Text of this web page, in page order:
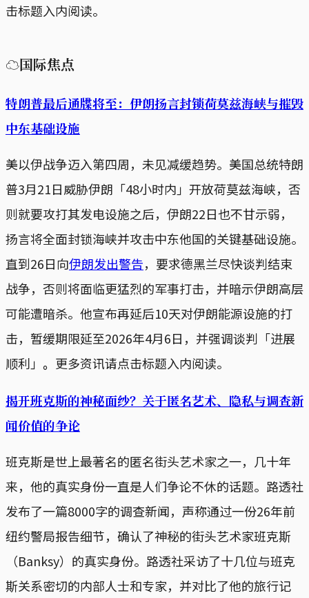
击标题入内阅读。
☁国际焦点
特朗普最后通牒将至：伊朗扬言封锁荷莫兹海峡与摧毁
中东基础设施
美以伊战争迈入第四周，未见减缓趋势。美国总统特朗
普3月21日威胁伊朗「48小时内」开放荷莫兹海峡，否
则就要攻打其发电设施之后，伊朗22日也不甘示弱，
扬言将全面封锁海峡并攻击中东他国的关键基础设施。
直到26日向伊朗发出警告，要求德黑兰尽快谈判结束
战争，否则将面临更猛烈的军事打击，并暗示伊朗高层
可能遭暗杀。他宣布再延后10天对伊朗能源设施的打
击，暂缓期限延至2026年4月6日，并强调谈判「进展
顺利」 。 更多资讯请点击标题入内阅读。
揭开班克斯的神秘面纱？关于匿名艺术、隐私与调查新
闻价值的争论
班克斯是世上最著名的匿名街头艺术家之一，几十年
来，他的真实身份一直是人们争论不休的话题。路透社
发布了一篇8000字的调查新闻，声称通过一份26年前
纽约警局报告细节，确认了神秘的街头艺术家班克斯
（Banksy）的真实身份。路透社采访了十几位与班克
斯关系密切的内部人士和专家，并对比了他的旅行记